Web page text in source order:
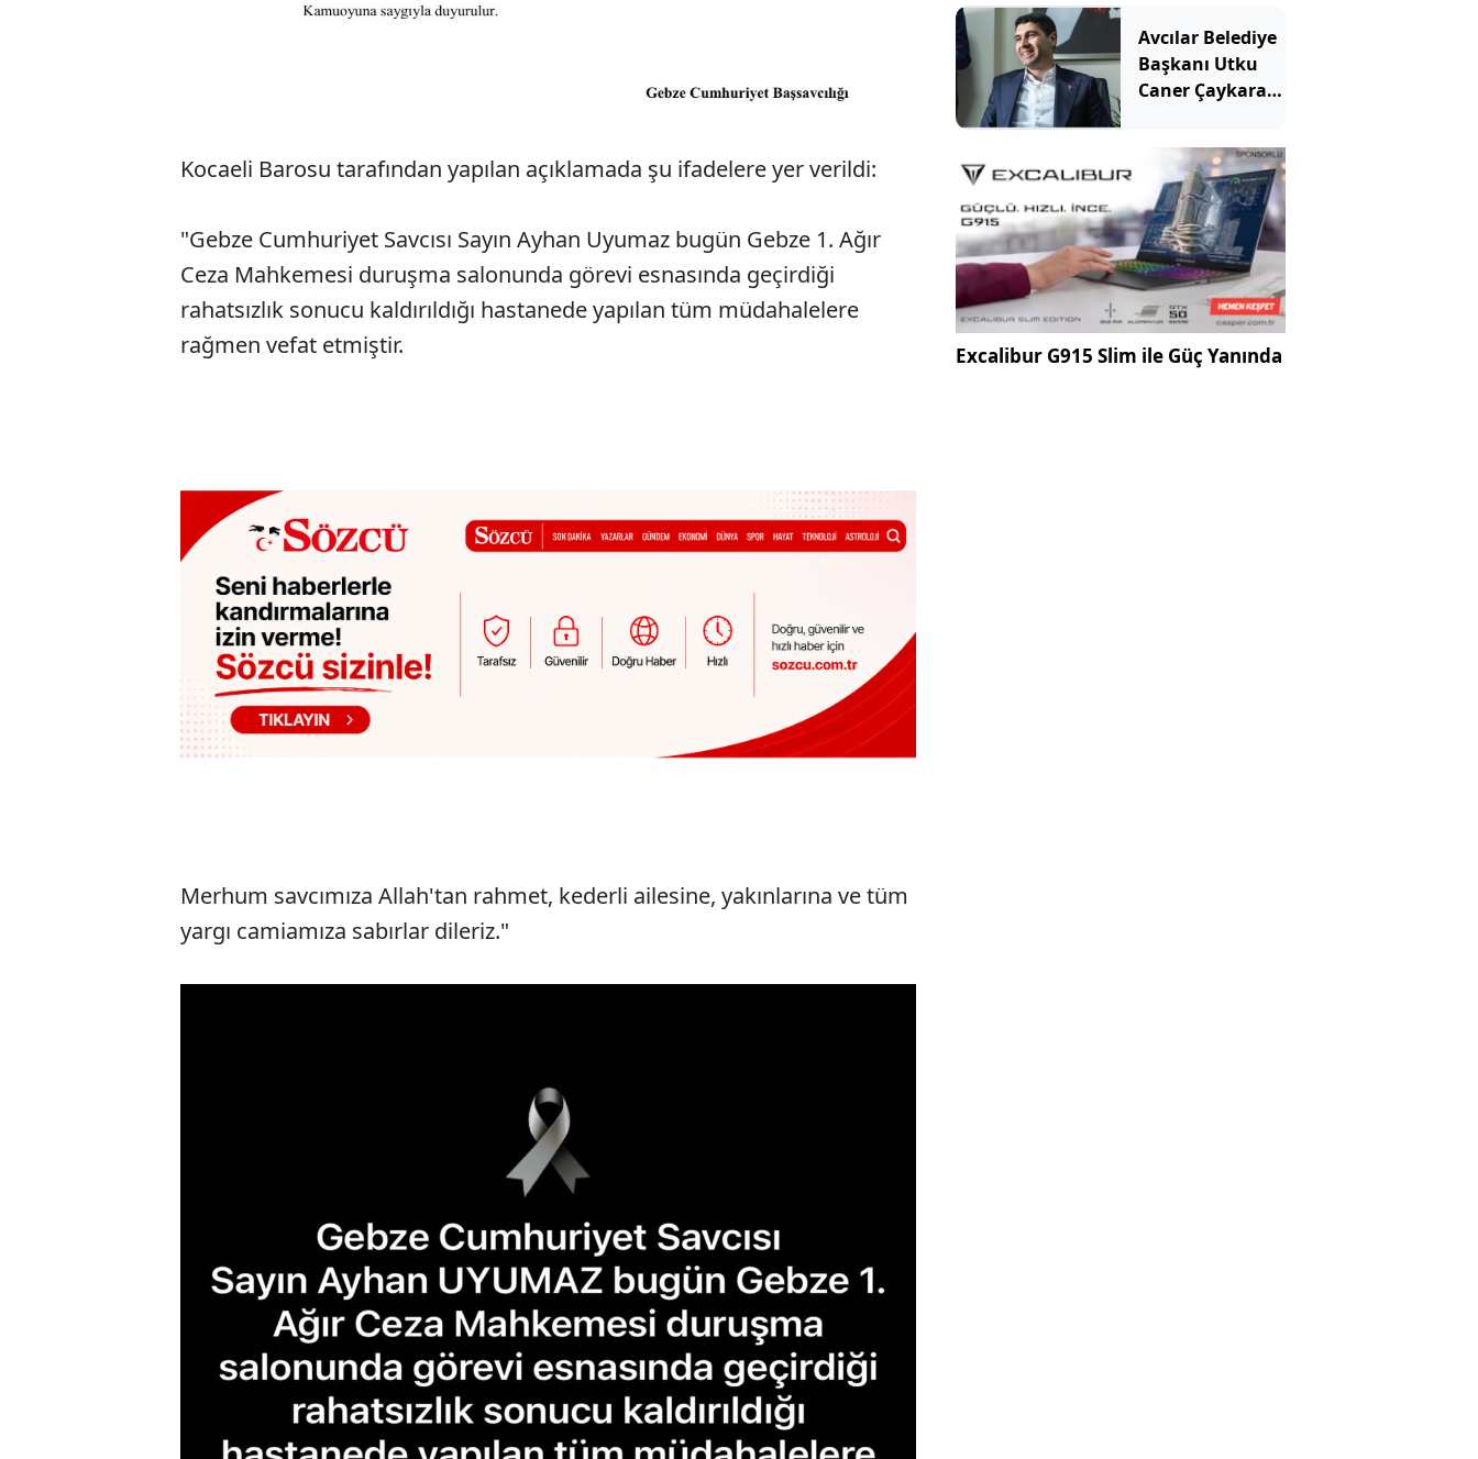
Kocaeli Barosu tarafından yapılan açıklamada şu ifadelere yer verildi:
"Gebze Cumhuriyet Savcısı Sayın Ayhan Uyumaz bugün Gebze 1. Ağır
Ceza Mahkemesi duruşma salonunda görevi esnasında geçirdiği
rahatsızlık sonucu kaldırıldığı hastanede yapılan tüm müdahalelere
rağmen vefat etmiştir.
Merhum savcımıza Allah'tan rahmet, kederli ailesine, yakınlarına ve tüm
yargı camiamıza sabırlar dileriz."
Avcılar Belediye
Başkanı Utku
Caner Çaykara
kararı
Excalibur G915 Slim ile Güç Yanında